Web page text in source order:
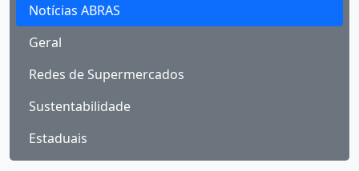
Notícias ABRAS
Geral
Redes de Supermercados
Sustentabilidade
Estaduais